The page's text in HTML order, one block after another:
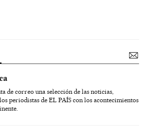
de correo una selección de las noticias,
periodistas de EL PAÍS con los acontecimientos